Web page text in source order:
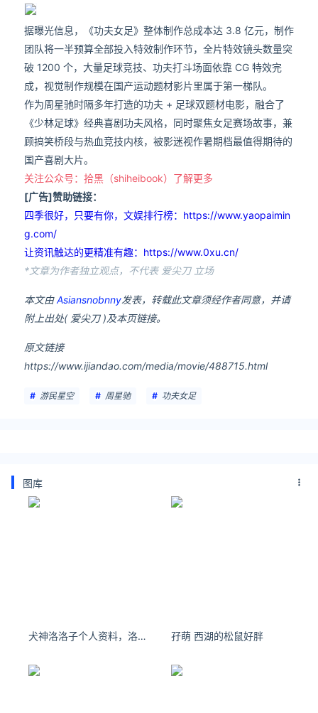
据曝光信息，《功夫女足》整体制作总成本达 3.8 亿元，制作
团队将一半预算全部投入特效制作环节，全片特效镜头数量突
破 1200 个，大量足球竞技、功夫打斗场面依靠 CG 特效完
成，视觉制作规模在国产运动题材影片里属于第一梯队。
作为周星驰时隔多年打造的功夫 + 足球双题材电影，融合了
《少林足球》经典喜剧功夫风格，同时聚焦女足赛场故事，兼
顾搞笑桥段与热血竞技内核，被影迷视作暑期档最值得期待的
国产喜剧大片。
关注公众号：拾黑（shiheibook）了解更多
[广告]赞助链接：
四季很好，只要有你，文娱排行榜：https://www.yaopaimin
g.com/
让资讯触达的更精准有趣：https://www.0xu.cn/
*文章为作者独立观点，不代表 爱尖刀 立场
本文由Asiansnobnny发表，转载此文章须经作者同意，并请
附上出处( 爱尖刀 )及本页链接。
原文链接
https://www.ijiandao.com/media/movie/488715.html
游民星空 周星驰 功夫女足
图库
犬神洛洛子个人资料，洛洛子JK服自拍 孖萌 西湖的松鼠好胖